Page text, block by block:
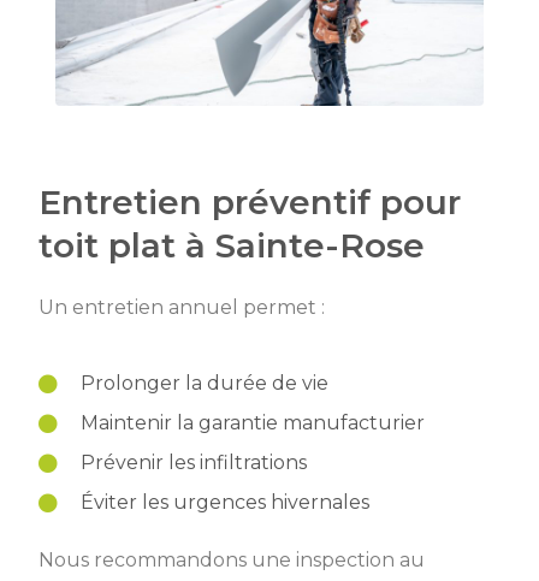
Entretien préventif pour
toit plat à Sainte-Rose
Un entretien annuel permet :
Prolonger la durée de vie
Maintenir la garantie manufacturier
Prévenir les infiltrations
Éviter les urgences hivernales
Nous recommandons une inspection au